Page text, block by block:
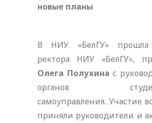
новые планы
В НИУ «БелГУ» прошла
ректора НИУ «БелГУ»,
Олега Полухина с
органов
самоуправления. Участие
приняли руководители и